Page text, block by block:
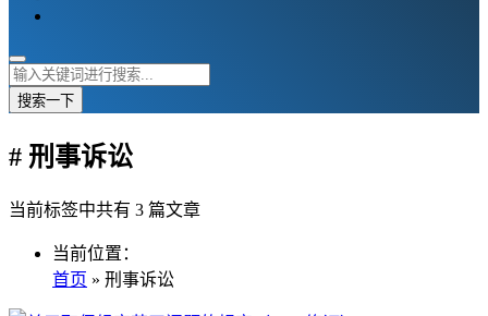
搜索一下
# 刑事诉讼
当前标签中共有 3 篇文章
当前位置：
首页 » 刑事诉讼